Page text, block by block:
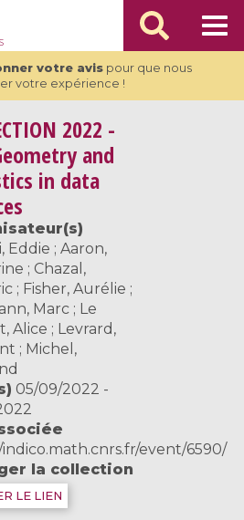
votre avispour que nous
votre expérience !
2022 -
and
in data
Eddie ; Aaron,
; Chazal,
; Fisher, Aurélie ;
Marc ; Le
Alice ; Levrard,
; Michel,
05/09/2022 -
event/6590/
la collection
LE LIEN